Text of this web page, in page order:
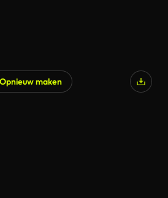
Opnieuw maken